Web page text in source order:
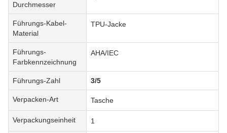
Durchmesser
Führungs-Kabel-
Material
TPU-Jacke
Führungs-
Farbkennzeichnung
AHA/IEC
Führungs-Zahl 3/5
Verpacken-Art Tasche
Verpackungseinheit 1